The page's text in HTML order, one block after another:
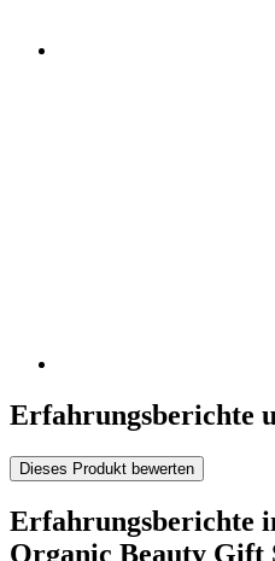
Erfahrungsberichte
Dieses Produkt bewerten
Erfahrungsberichte
Organic Beauty